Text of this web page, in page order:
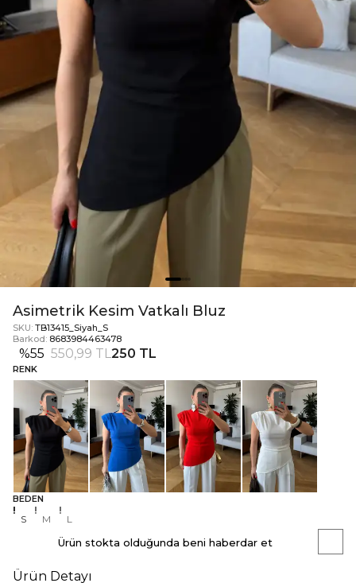
Asimetrik Kesim Vatkalı Bluz
SKU: TB13415_Siyah_S
Barkod: 8683984463478
%55 550,99 TL250 TL
RENK
BEDEN
S M L
Ürün stokta olduğunda beni haberdar et
Ürün Detayı